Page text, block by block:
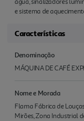
água, sinalizadores
e sistema de
Características
Denominação
MÁQUINA DE CAFÉ
Nome e Morada
Flama Fábrica de
Mirões, Zona Industrial